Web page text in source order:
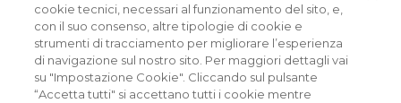
© 2026 Banca Popolare del Lazio.
Tutti i diritti riservati
cookie tecnici, necessari al funzionamento del sito, e,
con il suo consenso, altre tipologie di cookie e
strumenti di tracciamento per migliorare l’esperienza
di navigazione sul nostro sito. Per maggiori dettagli vai
su "Impostazione Cookie". Cliccando sul pulsante
“Accetta tutti" si accettano tutti i cookie mentre